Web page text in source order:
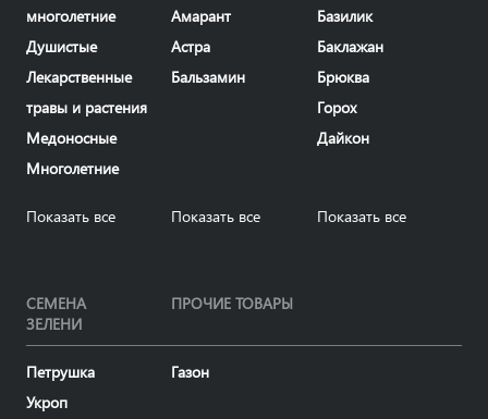
многолетние
Душистые
Лекарственные
травы и растения
Медоносные
Многолетние
Показать все
Амарант
Астра
Бальзамин
Показать все
Базилик
Баклажан
Брюква
Горох
Дайкон
Показать все
СЕМЕНА
ЗЕЛЕНИ
ПРОЧИЕ ТОВАРЫ
Петрушка
Укроп
Газон